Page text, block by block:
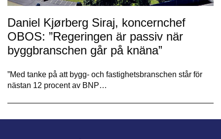
Daniel Kjørberg Siraj, koncernchef
OBOS: ”Regeringen är passiv när
byggbranschen går på knäna”
”Med tanke på att bygg- och fastighetsbranschen står för
nästan 12 procent av BNP…